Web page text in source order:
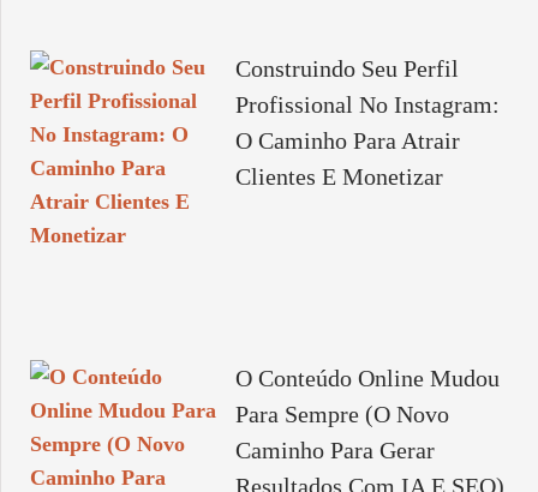
Construindo Seu Perfil
Profissional No Instagram:
O Caminho Para Atrair
Clientes E Monetizar
O Conteúdo Online Mudou
Para Sempre (O Novo
Caminho Para Gerar
Resultados Com IA E SEO)